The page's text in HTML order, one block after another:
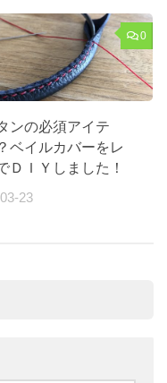
0
ンの必須アイテ
ベイルカバーをレ
ＤＩＹしました！
23